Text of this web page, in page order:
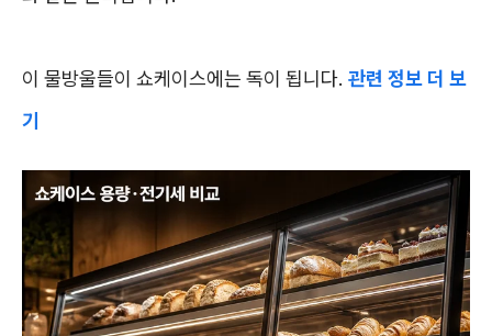
이 물방울들이 쇼케이스에는 독이 됩니다. 관련 정보 더 보
기